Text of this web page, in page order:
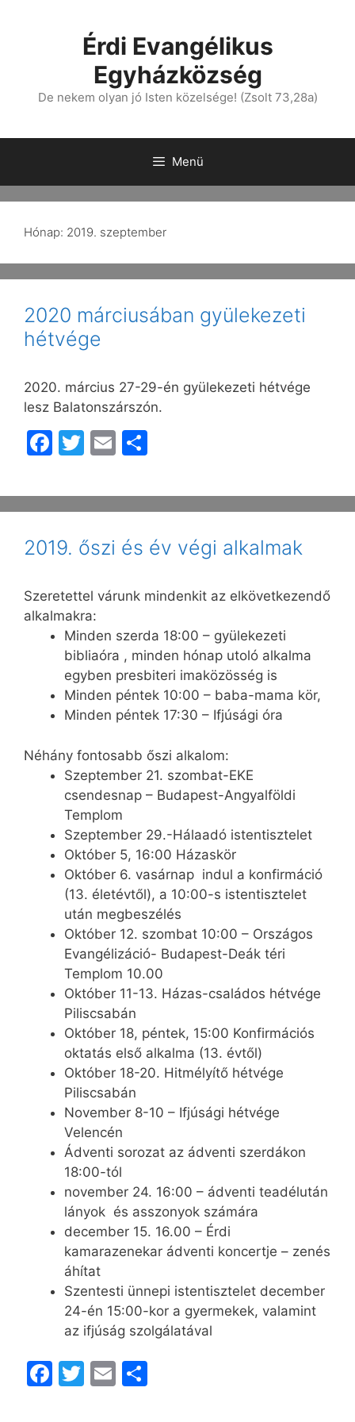
Érdi Evangélikus
Egyházközség
De nekem olyan jó Isten közelsége! (Zsolt 73,28a)
Menü
Hónap: 2019. szeptember
2020 márciusában gyülekezeti
hétvége
2020. március 27-29-én gyülekezeti hétvége
lesz Balatonszárszón.
F
c
e
b
o
k
T
itt
er
E
ai
l
s
z
a
e
2019. őszi és év végi alkalmak
Szeretettel várunk mindenkit az elkövetkezendő
alkalmakra:
Minden szerda 18:00 – gyülekezeti
bibliaóra , minden hónap utoló alkalma
egyben presbiteri imaközösség is
Minden péntek 10:00 – baba-mama kör,
Minden péntek 17:30 – Ifjúsági óra
Néhány fontosabb őszi alkalom:
Szeptember 21. szombat-EKE
csendesnap – Budapest-Angyalföldi
Templom
Szeptember 29.-Hálaadó istentisztelet
Október 5, 16:00 Házaskör
Október 6. vasárnap indul a konfirmáció
(13. életévtől), a 10:00-s istentisztelet
után megbeszélés
Október 12. szombat 10:00 – Országos
Evangélizáció- Budapest-Deák téri
Templom 10.00
Október 11-13. Házas-családos hétvége
Piliscsabán
Október 18, péntek, 15:00 Konfirmációs
oktatás első alkalma (13. évtől)
Október 18-20. Hitmélyítő hétvége
Piliscsabán
November 8-10 – Ifjúsági hétvége
Velencén
Ádventi sorozat az ádventi szerdákon
18:00-tól
november 24. 16:00 – ádventi teadélután
lányok és asszonyok számára
december 15. 16.00 – Érdi
kamarazenekar ádventi koncertje – zenés
áhítat
Szentesti ünnepi istentisztelet december
24-én 15:00-kor a gyermekek, valamint
az ifjúság szolgálatával
F
T
E